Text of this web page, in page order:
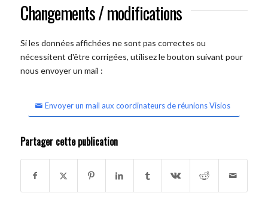
Changements / modifications
Si les données affichées ne sont pas correctes ou
nécessitent d'être corrigées, utilisez le bouton suivant pour
nous envoyer un mail :
Envoyer un mail aux coordinateurs de réunions Visios
Partager cette publication